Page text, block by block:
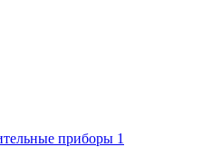
приборы 1